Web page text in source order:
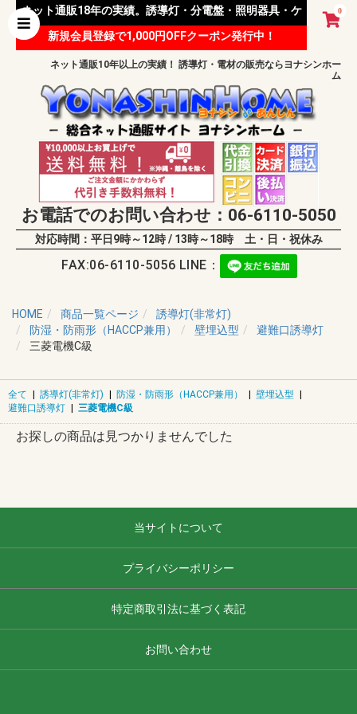
0
ネット通販18年の実績。誘導灯・分電盤・照明器具・ケ
ーブル等 様々な資材を取り扱っています。
新規会員登録で1,000円OFFクーポン発行中！
ネット通販10年以上の実績！ 誘導灯・電材の販売ならヨナシンホー
ム
お電話でのお問い合わせ：06-6110-5050
対応時間：平日9時～12時 / 13時～18時 土・日・祝休み
FAX:06-6110-5056 LINE：
HOME 商品一覧ページ
誘導灯(非常灯)
防湿・防雨形（HACCP兼用）
壁埋込型
避難口誘導灯
三菱電機C級
全て | 誘導灯(非常灯) | 防湿・防雨形（HACCP兼用） | 壁埋込型 |
避難口誘導灯 | 三菱電機C級
お探しの商品は見つかりませんでした
当サイトについて
プライバシーポリシー
特定商取引法に基づく表記
お問い合わせ